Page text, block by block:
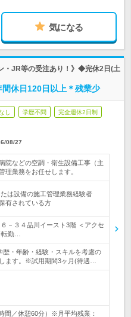
気になる
・JR等の受注あり！》◆完休2日(土
休日120日以上＊残業少
し 学歴不問 完全週休2日制
08/27
院などの空調・衛生設備工事（主
理業務をお任せします。
は設備の施工管理業務経験者
有されている方
－３４品川イースト3階 ＜アクセ
勤…
・年齢・経験・スキルを考慮の
ます。※試用期間3ヶ月(待遇…
間／休憩60分）※月平均残業：